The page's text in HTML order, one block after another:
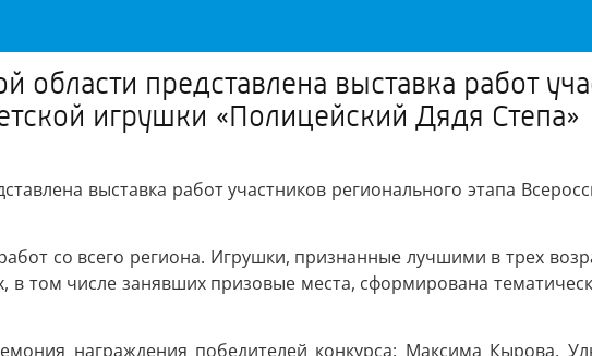
представлена выставка работ
игрушки «Полицейский Дядя Степа»
выставка работ участников регионального этапа
со всего региона. Игрушки, признанные лучшими в трех
в том числе занявших призовые места, сформирована
награждения победителей конкурса: Максима Кырова,